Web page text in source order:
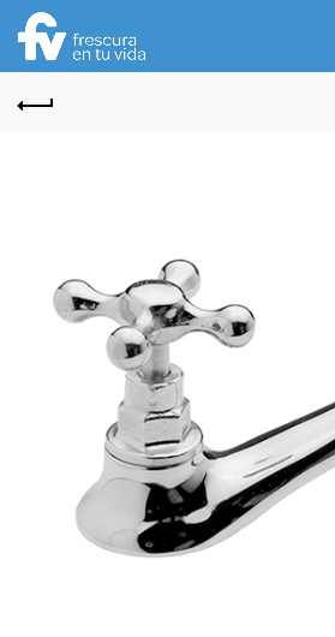
Hablemos...
Solo tenes que decirme: Hola